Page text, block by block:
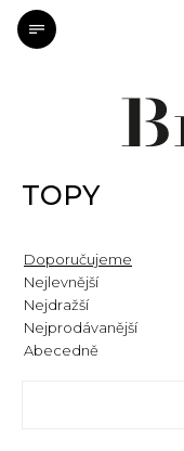
TOPY
Doporučujeme
Nejlevnější
Nejdražší
Nejprodávanější
Abecedně